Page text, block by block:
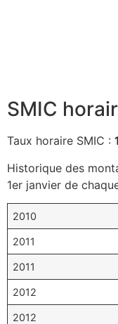
SMIC
Taux horaire SMIC :
Historique des
1er janvier de
2010
2011
2011
2012
2012